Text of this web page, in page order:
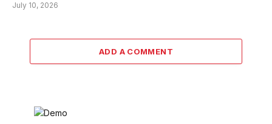
July 10, 2026
ADD A COMMENT